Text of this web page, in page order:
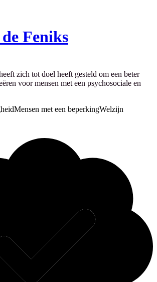
Feniks
zich tot doel heeft gesteld om een beter
voor mensen met een psychosociale en
Mensen met een beperkingWelzijn